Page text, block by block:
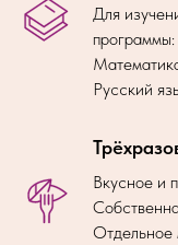
Для
программы:
Русский
Вкусное и
Отдельное